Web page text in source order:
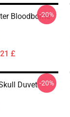
Bloodborne
£
-20%
Duvet -20%